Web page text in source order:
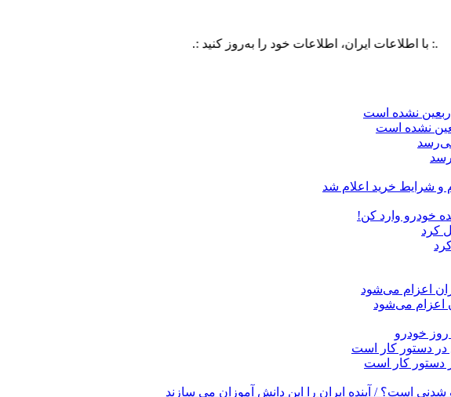
ایران، اطلاعات خود را به‌روز کنید :.
و شرایط خرید اعلام شد
خودرو
دستور کار است